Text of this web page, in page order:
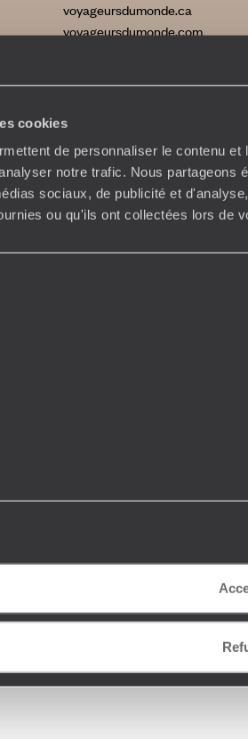
cookies
de personnaliser le contenu
notre trafic. Nous partageons
sociaux, de publicité et
ou qu'ils ont collectées lors de
voyageursdumonde.ca
voyageursdumonde.com
et de Cookies